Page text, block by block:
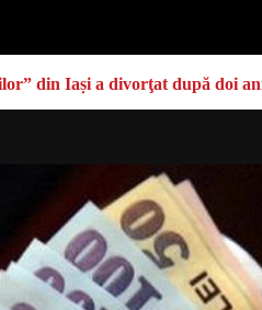
din Iași a divorţat după doi